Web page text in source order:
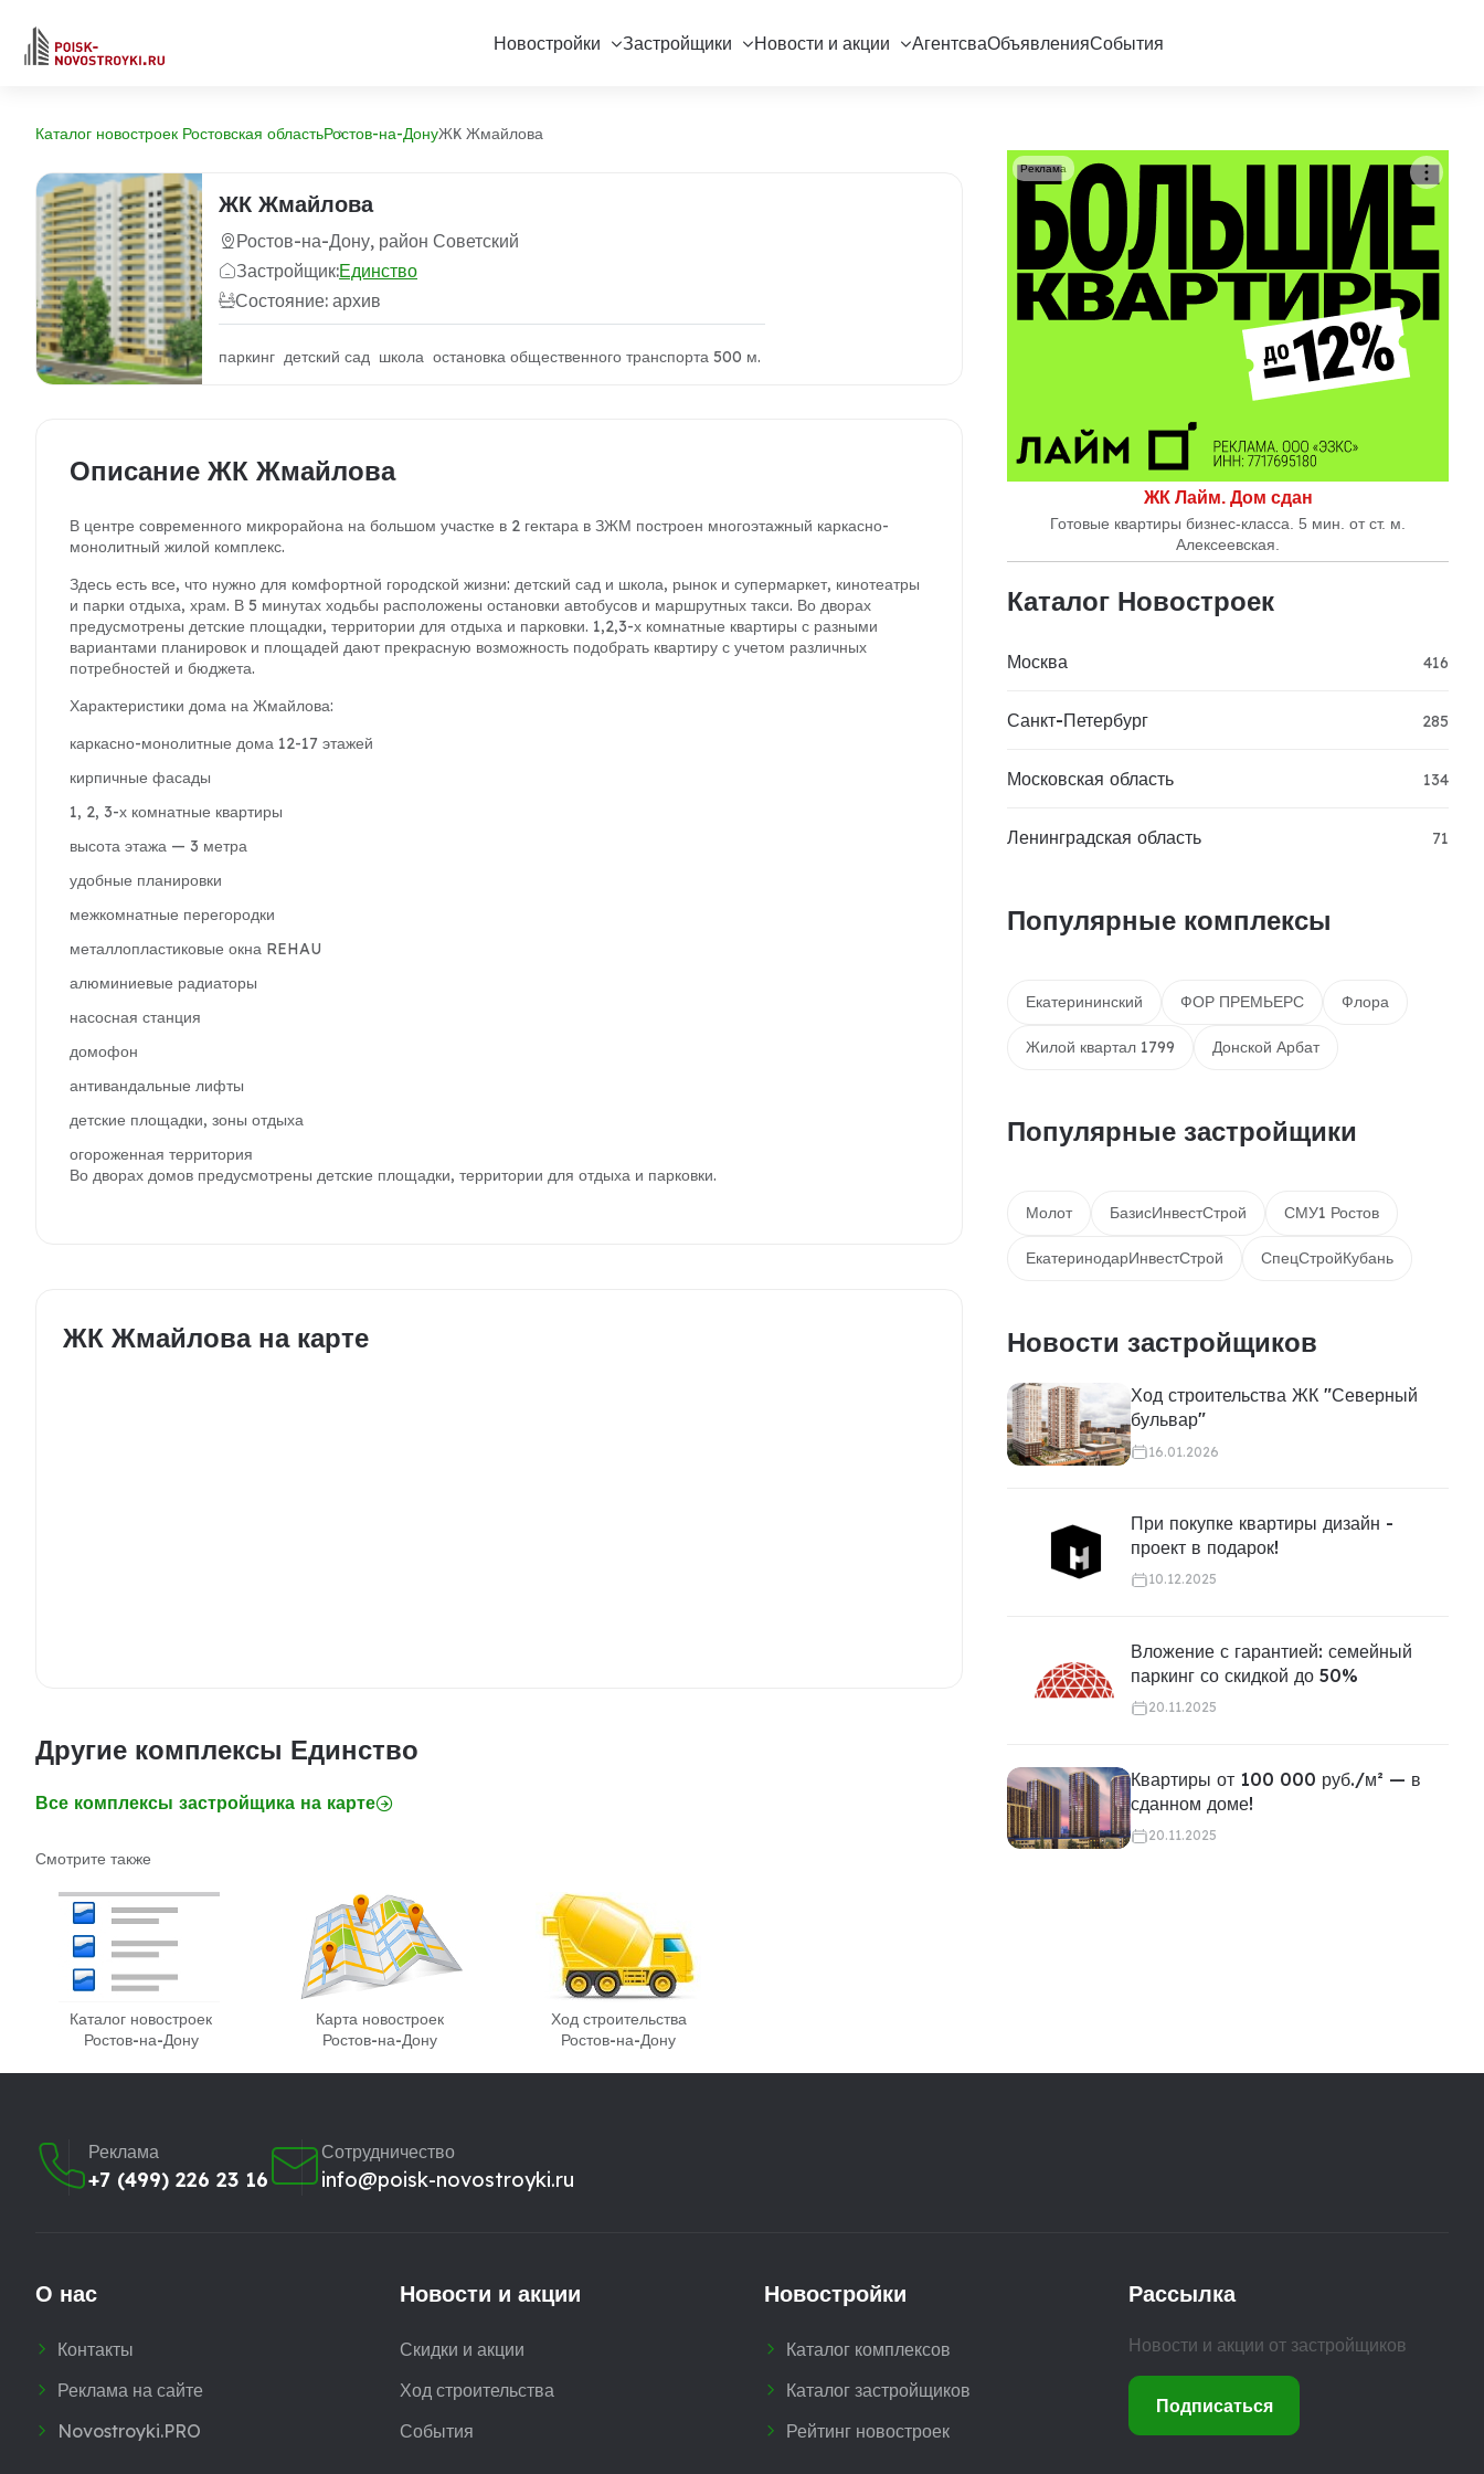
Новостройки Застройщики Новости и акции АгентсваОбъявленияСобытия
Каталог новостроек Ростовская областьРостов-на-ДонуЖК Жмайлова
ЖК Жмайлова
Ростов-на-Дону, район Советский
Застройщик:Единство
Состояние: архив
паркинг детский сад школа остановка общественного транспорта 500 м.
Описание ЖК Жмайлова
В центре современного микрорайона на большом участке в 2 гектара в ЗЖМ построен многоэтажный каркасно-
монолитный жилой комплекс.
Здесь есть все, что нужно для комфортной городской жизни: детский сад и школа, рынок и супермаркет, кинотеатры
и парки отдыха, храм. В 5 минутах ходьбы расположены остановки автобусов и маршрутных такси. Во дворах
предусмотрены детские площадки, территории для отдыха и парковки. 1,2,3-х комнатные квартиры с разными
вариантами планировок и площадей дают прекрасную возможность подобрать квартиру с учетом различных
потребностей и бюджета.
Характеристики дома на Жмайлова:
каркасно-монолитные дома 12-17 этажей
кирпичные фасады
1, 2, 3-х комнатные квартиры
высота этажа — 3 метра
удобные планировки
межкомнатные перегородки
металлопластиковые окна REHAU
алюминиевые радиаторы
насосная станция
домофон
антивандальные лифты
детские площадки, зоны отдыха
огороженная территория
Во дворах домов предусмотрены детские площадки, территории для отдыха и парковки.
ЖК Жмайлова на карте
Другие комплексы Единство
Все комплексы застройщика на карте
Смотрите также
Каталог новостроек
Ростов-на-Дону
Карта новостроек
Ростов-на-Дону
Ход строительства
Ростов-на-Дону
ЖК Лайм. Дом сдан
Готовые квартиры бизнес-класса. 5 мин. от ст. м.
Алексеевская.
Реклама
Каталог Новостроек
Москва 416
Санкт-Петербург 285
Московская область 134
Ленинградская область 71
Популярные комплексы
Екатерининский ФОР ПРЕМЬЕРС Флора
Жилой квартал 1799 Донской Арбат
Популярные застройщики
Молот БазисИнвестСтрой СМУ1 Ростов
ЕкатеринодарИнвестСтрой СпецСтройКубань
Новости застройщиков
Ход строительства ЖК "Северный
бульвар"
16.01.2026
При покупке квартиры дизайн -
проект в подарок!
10.12.2025
Вложение с гарантией: семейный
паркинг со скидкой до 50%
20.11.2025
Квартиры от 100 000 руб./м² — в
сданном доме!
20.11.2025
Реклама
+7 (499) 226 23 16
Сотрудничество
info@poisk-novostroyki.ru
О нас
Контакты
Реклама на сайте
Novostroyki.PRO
Новости и акции
Скидки и акции
Ход строительства
События
Новостройки
Каталог комплексов
Каталог застройщиков
Рейтинг новостроек
Рассылка
Новости и акции от застройщиков
Подписаться